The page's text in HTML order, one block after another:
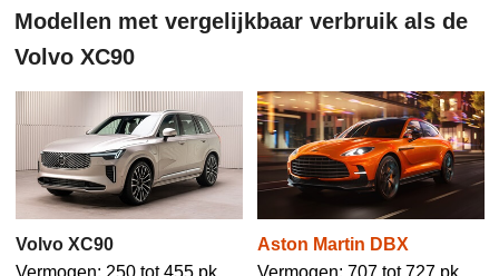
Modellen met vergelijkbaar verbruik als de
Volvo XC90
Volvo XC90
Aston Martin DBX